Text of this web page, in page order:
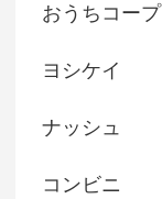
おうちコープ
ヨシケイ
ナッシュ
コンビニ